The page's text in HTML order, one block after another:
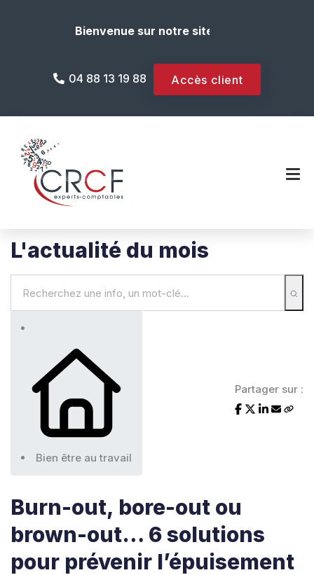
Bienvenue sur notre site internet !
04 88 13 19 88 Accès client
L'actualité du mois
Bien être au travail
Partager sur :
Burn-out, bore-out ou
brown-out… 6 solutions
pour prévenir l’épuisement